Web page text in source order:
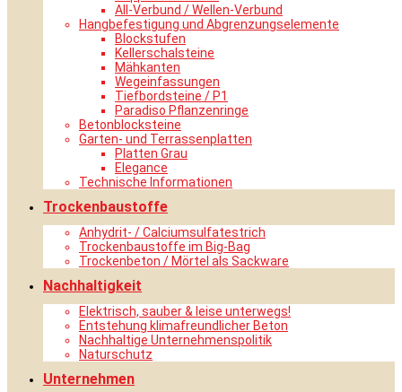
All-Verbund / Wellen-Verbund
Hangbefestigung und Abgrenzungselemente
Blockstufen
Kellerschalsteine
Mähkanten
Wegeinfassungen
Tiefbordsteine / P1
Paradiso Pflanzenringe
Betonblocksteine
Garten- und Terrassenplatten
Platten Grau
Elegance
Technische Informationen
Trockenbaustoffe
Anhydrit- / Calciumsulfatestrich
Trockenbaustoffe im Big-Bag
Trockenbeton / Mörtel als Sackware
Nachhaltigkeit
Elektrisch, sauber & leise unterwegs!
Entstehung klimafreundlicher Beton
Nachhaltige Unternehmenspolitik
Naturschutz
Unternehmen